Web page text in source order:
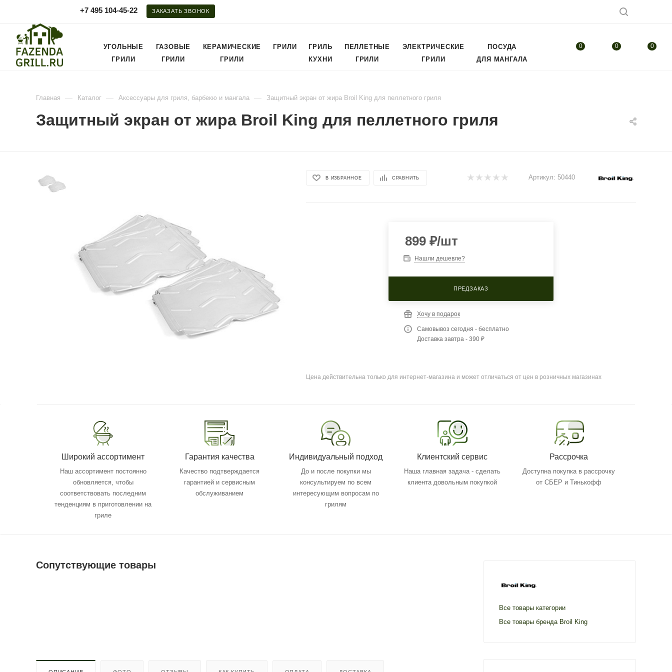
+7 495 104-45-22 ЗАКАЗАТЬ ЗВОНОК
0 0 0
УГОЛЬНЫЕ
ГРИЛИ
ГАЗОВЫЕ
ГРИЛИ
КЕРАМИЧЕСКИЕ
ГРИЛИ
ГРИЛИ
ГРИЛЬ
КУХНИ
ПЕЛЛЕТНЫЕ
ГРИЛИ
ЭЛЕКТРИЧЕСКИЕ
ГРИЛИ
ПОСУДА
ДЛЯ МАНГАЛА
Главная — Каталог — Аксессуары для гриля, барбекю и мангала — Защитный экран от жира Broil King для пеллетного гриля
Защитный экран от жира Broil King для пеллетного гриля
В ИЗБРАННОЕ СРАВНИТЬ Артикул: 50440
899 ₽/шт
Нашли дешевле?
ПРЕДЗАКАЗ
Хочу в подарок
Самовывоз сегодня - бесплатно
Доставка завтра - 390 ₽
Цена действительна только для интернет-магазина и может отличаться от цен в розничных магазинах
Широкий ассортимент
Наш ассортимент постоянно
обновляется, чтобы
соответствовать последним
тенденциям в приготовлении на
гриле
Гарантия качества
Качество подтверждается
гарантией и сервисным
обслуживанием
Индивидуальный подход
До и после покупки мы
консультируем по всем
интересующим вопросам по
грилям
Клиентский сервис
Наша главная задача - сделать
клиента довольным покупкой
Рассрочка
Доступна покупка в рассрочку
от СБЕР и Тинькофф
Сопутствующие товары
Все товары категории
Все товары бренда Broil King